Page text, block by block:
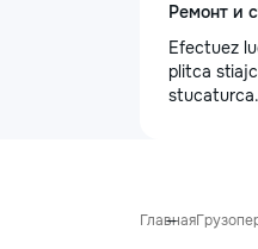
Ремонт и
Efectuez
plitca
Главная